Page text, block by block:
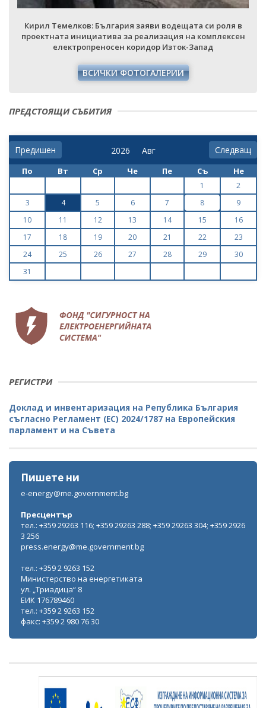
Кирил Темелков: България заяви водещата си роля в
проектната инициатива за реализация на комплексен
електропреносен коридор Изток-Запад
ВСИЧКИ ФОТОГАЛЕРИИ
ПРЕДСТОЯЩИ СЪБИТИЯ
Предишен Следващ
По Вт Ср Че Пе Съ Не
1
2
3
4 5 6 7 8
9
10
11 12 13 14 15
16
17
18 19 20 21 22
23
24
25 26 27 28 29
30
31
РЕГИСТРИ
Доклад и инвентаризация на Република България
съгласно Регламент (ЕС) 2024/1787 на Европейския
парламент и на Съвета
Пишете ни
e-energy@me.government.bg
Пресцентър
тел.: +359 29263 116; +359 29263 288; +359 29263 304; +359 2926
3 256
press.energy@me.government.bg
тел.: +359 2 9263 152
Министерство на енергетиката
ул. „Триадица“ 8
ЕИК 176789460
тел.: +359 2 9263 152
факс: +359 2 980 76 30